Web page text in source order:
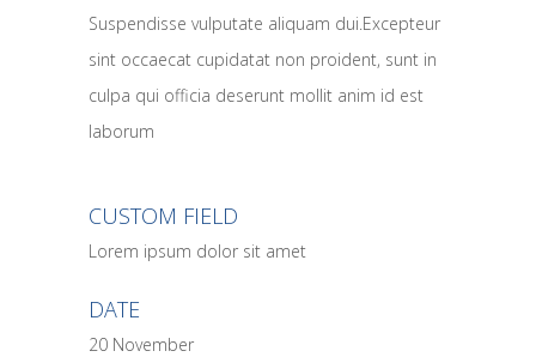
Suspendisse vulputate aliquam dui.Excepteur
sint occaecat cupidatat non proident, sunt in
culpa qui officia deserunt mollit anim id est
laborum
CUSTOM FIELD
Lorem ipsum dolor sit amet
DATE
20 November